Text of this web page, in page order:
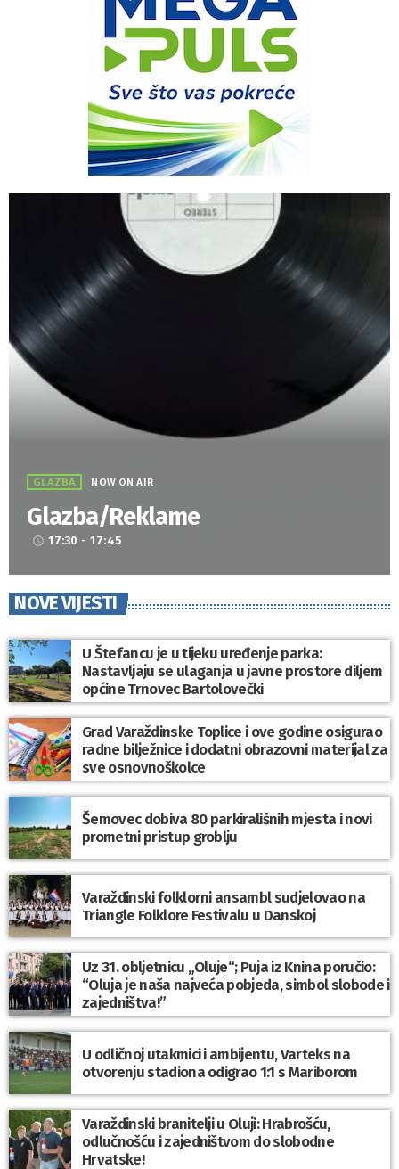
GLAZBA NOW ON AIR
Glazba/Reklame
access_time 17:30 - 17:45
NOVE VIJESTI
U Štefancu je u tijeku uređenje parka:
Nastavljaju se ulaganja u javne prostore diljem
općine Trnovec Bartolovečki
Grad Varaždinske Toplice i ove godine osigurao
radne bilježnice i dodatni obrazovni materijal za
sve osnovnoškolce
Šemovec dobiva 80 parkirališnih mjesta i novi
prometni pristup groblju
Varaždinski folklorni ansambl sudjelovao na
Triangle Folklore Festivalu u Danskoj
Uz 31. obljetnicu „Oluje“; Puja iz Knina poručio:
“Oluja je naša najveća pobjeda, simbol slobode i
zajedništva!”
U odličnoj utakmici i ambijentu, Varteks na
otvorenju stadiona odigrao 1:1 s Mariborom
Varaždinski branitelji u Oluji: Hrabrošću,
odlučnošću i zajedništvom do slobodne
Hrvatske!